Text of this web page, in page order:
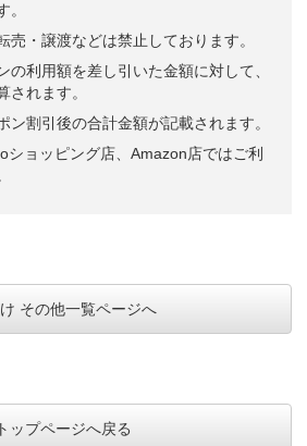
。
売・譲渡などは禁止しております。
の利用額を差し引いた金額に対して、
されます。
ン割引後の合計金額が記載されます。
ショッピング店、Amazon店ではご利
その他一覧ページへ
トップページへ戻る